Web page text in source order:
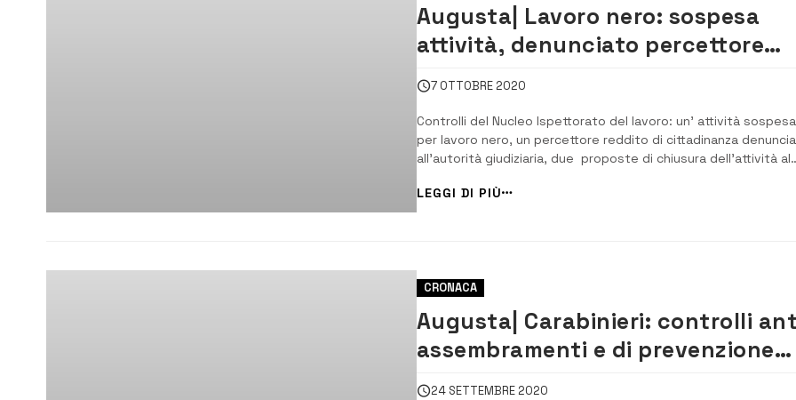
Augusta| Lavoro nero: sospesa
attività, denunciato percettore
reddito di cittadinanza
7 OTTOBRE 2020
Controlli del Nucleo Ispettorato del lavoro: un’ attività sospesa
per lavoro nero, un percettore reddito di cittadinanza
all’autorità giudiziaria, due proposte di chiusura dell’attività al
[/] I Carabinieri del Nucleo Ispettorato del Lavoro di Siracusa, a
LEGGI DI PIÙ
CRONACA
Augusta| Carabinieri: controlli
assembramenti e di prevenzione
incidenti, multe per 3.000 euro
24 SETTEMBRE 2020